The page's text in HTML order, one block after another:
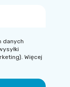
danych
Więcej